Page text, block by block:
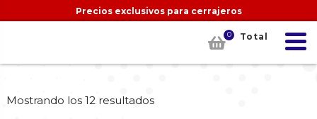
Precios exclusivos para cerrajeros
0 Total
Mostrando los 12 resultados